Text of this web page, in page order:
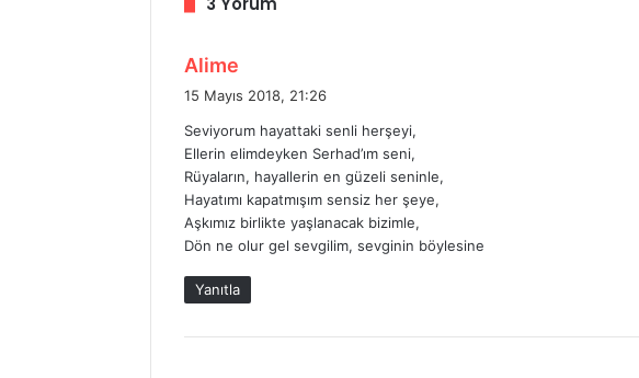
Alime
i
k
15 Mayıs 2018, 21:26
Seviyorum hayattaki senli herşeyi,
Ellerin elimdeyken Serhad’ım seni,
Rüyaların, hayallerin en güzeli seninle,
Hayatımı kapatmışım sensiz her şeye,
Aşkımız birlikte yaşlanacak bizimle,
Dön ne olur gel sevgilim, sevginin böylesine
Yanıtla